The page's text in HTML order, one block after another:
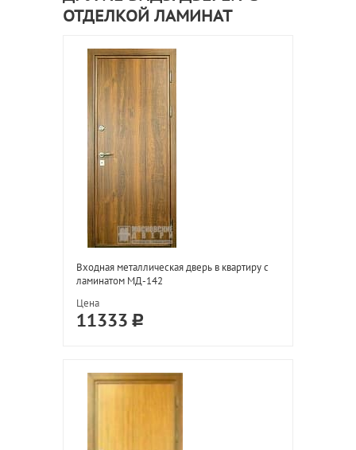
ОТДЕЛКОЙ ЛАМИНАТ
Входная металлическая дверь в квартиру с
ламинатом МД-142
Цена
11333